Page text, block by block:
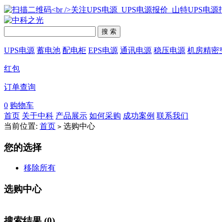
搜 索
UPS电源 蓄电池 配电柜 EPS电源 通讯电源 稳压电源 机房精密
红包
订单查询
0 购物车
首页 关于中科 产品展示 如何采购 成功案例 联系我们
当前位置: 首页 > 选购中心
您的选择
移除所有
选购中心